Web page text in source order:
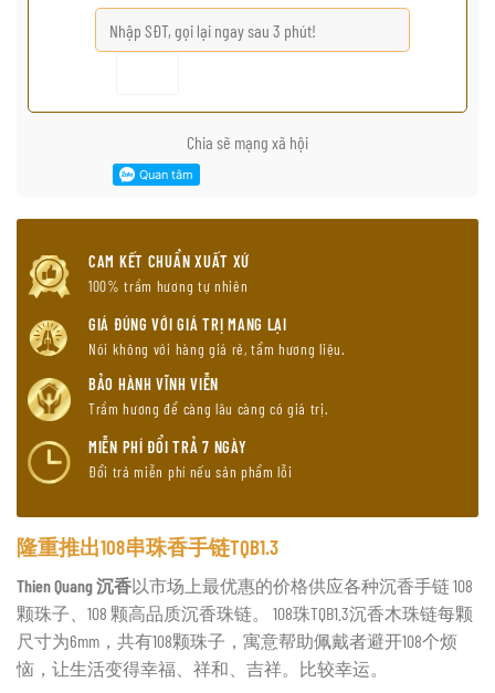
Chia sẽ mạng xã hội
CAM KẾT CHUẨN XUẤT XỨ
100% trầm hương tự nhiên
GIÁ ĐÚNG VỚI GIÁ TRỊ MANG LẠI
Nói không với hàng giá rẻ, tẩm hương liệu.
BẢO HÀNH VĨNH VIỄN
Trầm hương để càng lâu càng có giá trị.
MIỄN PHÍ ĐỔI TRẢ 7 NGÀY
Đổi trả miễn phí nếu sản phẩm lỗi
隆重推出108串珠香手链TQB1.3
Thien Quang 沉香以市场上最优惠的价格供应各种沉香手链 108
颗珠子、108 颗高品质沉香珠链。 108珠TQB1.3沉香木珠链每颗
尺寸为6mm，共有108颗珠子，寓意帮助佩戴者避开108个烦
恼，让生活变得幸福、祥和、吉祥。比较幸运。